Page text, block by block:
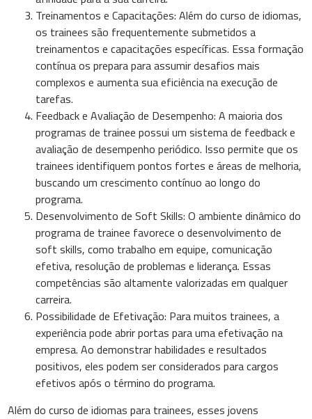
Treinamentos e Capacitações: Além do curso de idiomas,
os trainees são frequentemente submetidos a
treinamentos e capacitações específicas. Essa formação
contínua os prepara para assumir desafios mais
complexos e aumenta sua eficiência na execução de
tarefas.
Feedback e Avaliação de Desempenho: A maioria dos
programas de trainee possui um sistema de feedback e
avaliação de desempenho periódico. Isso permite que os
trainees identifiquem pontos fortes e áreas de melhoria,
buscando um crescimento contínuo ao longo do
programa.
Desenvolvimento de Soft Skills: O ambiente dinâmico do
programa de trainee favorece o desenvolvimento de
soft skills, como trabalho em equipe, comunicação
efetiva, resolução de problemas e liderança. Essas
competências são altamente valorizadas em qualquer
carreira.
Possibilidade de Efetivação: Para muitos trainees, a
experiência pode abrir portas para uma efetivação na
empresa. Ao demonstrar habilidades e resultados
positivos, eles podem ser considerados para cargos
efetivos após o término do programa.
Além do curso de idiomas para trainees, esses jovens